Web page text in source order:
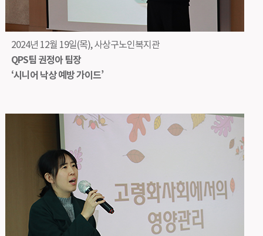
2024년 12월 19일(목), 사상구노인복지관
QPS팀 권정아 팀장
‘시니어 낙상 예방 가이드’